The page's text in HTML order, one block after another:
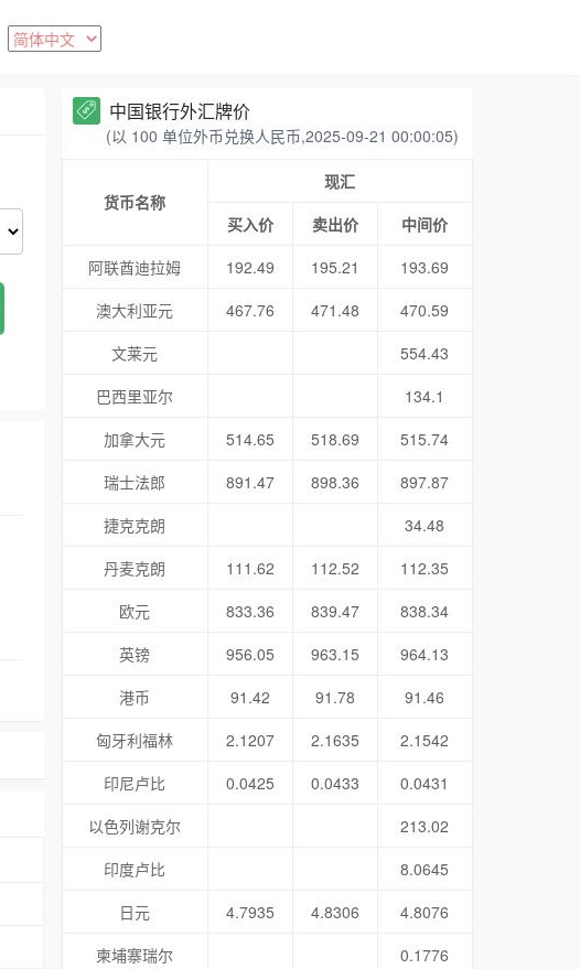
中国银行外汇牌价
(以 100 单位外币兑换人民币,2025-09-21 00:00:05)
货币名称
现汇
买入价
卖出价
中间价
阿联酋迪拉姆
192.49 195.21
193.69
澳大利亚元
467.76 471.48
470.59
文莱元
554.43
巴西里亚尔
134.1
加拿大元
514.65 518.69
515.74
瑞士法郎
891.47 898.36
897.87
捷克克朗
34.48
丹麦克朗
111.62 112.52
112.35
欧元
833.36 839.47
838.34
英镑
956.05 963.15
964.13
港币
91.42 91.78
91.46
匈牙利福林
2.1207 2.1635
2.1542
印尼卢比
0.0425 0.0433
0.0431
以色列谢克尔
213.02
印度卢比
8.0645
日元
4.7935 4.8306
4.8076
柬埔寨瑞尔
0.1776